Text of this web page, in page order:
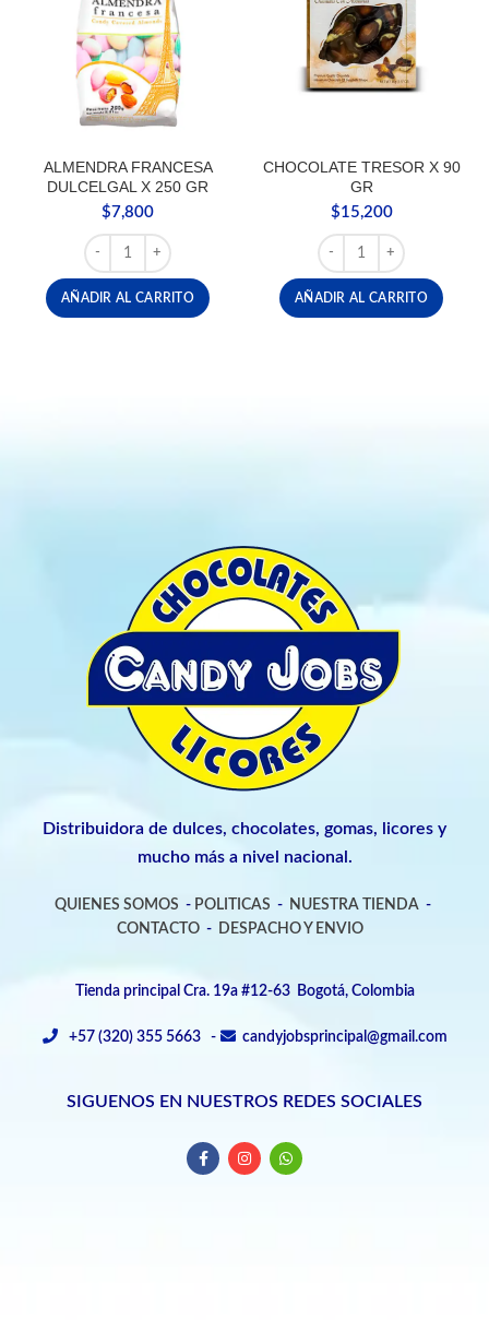
ALMENDRA FRANCESA
DULCELGAL X 250 GR
$7,800
ALMENDRA FRANCESA DULCELGAL X 250 GR cantidad
AÑADIR AL CARRITO
CHOCOLATE TRESOR X 90
GR
$15,200
CHOCOLATE TRESOR
AÑADIR AL CARRITO
Distribuidora de dulces, chocolates, gomas, licores y
mucho más a nivel nacional.
QUIENES SOMOS - POLITICAS - NUESTRA TIENDA -
CONTACTO- DESPACHO Y ENVIO
Tienda principal Cra. 19a #12-63 Bogotá, Colombia
+57 (320) 355 5663 - candyjobsprincipal@gmail.com
SIGUENOS EN NUESTROS REDES SOCIALES